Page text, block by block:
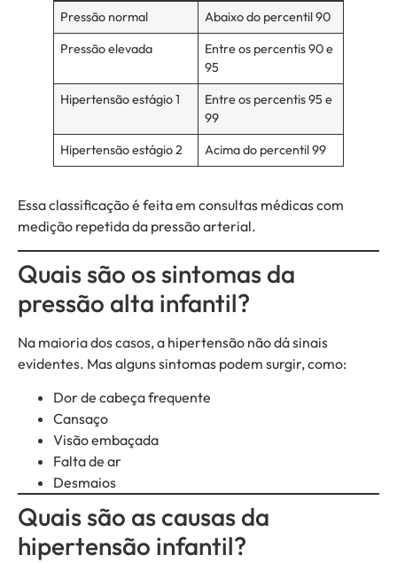
Pressão normal
Abaixo do percentil 90
Pressão elevada
Entre os percentis 90 e
95
Hipertensão estágio 1
Entre os percentis 95 e
99
Hipertensão estágio 2
Acima do percentil 99
Essa classificação é feita em consultas médicas com
medição repetida da pressão arterial.
Quais são os sintomas da
pressão alta infantil?
Na maioria dos casos, a hipertensão não dá sinais
evidentes. Mas alguns sintomas podem surgir, como:
Dor de cabeça frequente
Cansaço
Visão embaçada
Falta de ar
Desmaios
Quais são as causas da
hipertensão infantil?